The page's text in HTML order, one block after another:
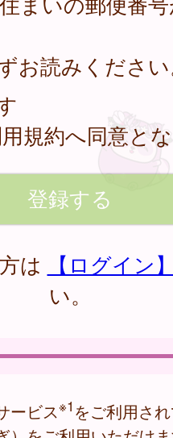
お読みくださ
規約へ同意と
は
【ログイン
い。
ービス※1 をご利用さ